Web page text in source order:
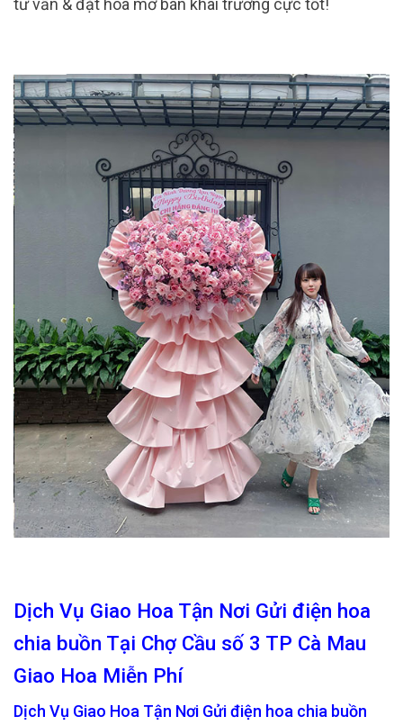
Dịch Vụ Giao Hoa Tận Nơi Gửi điện hoa
chia buồn Tại Chợ Cầu số 3 TP Cà Mau
Giao Hoa Miễn Phí
Dịch Vụ Giao Hoa Tận Nơi Gửi điện hoa chia buồn